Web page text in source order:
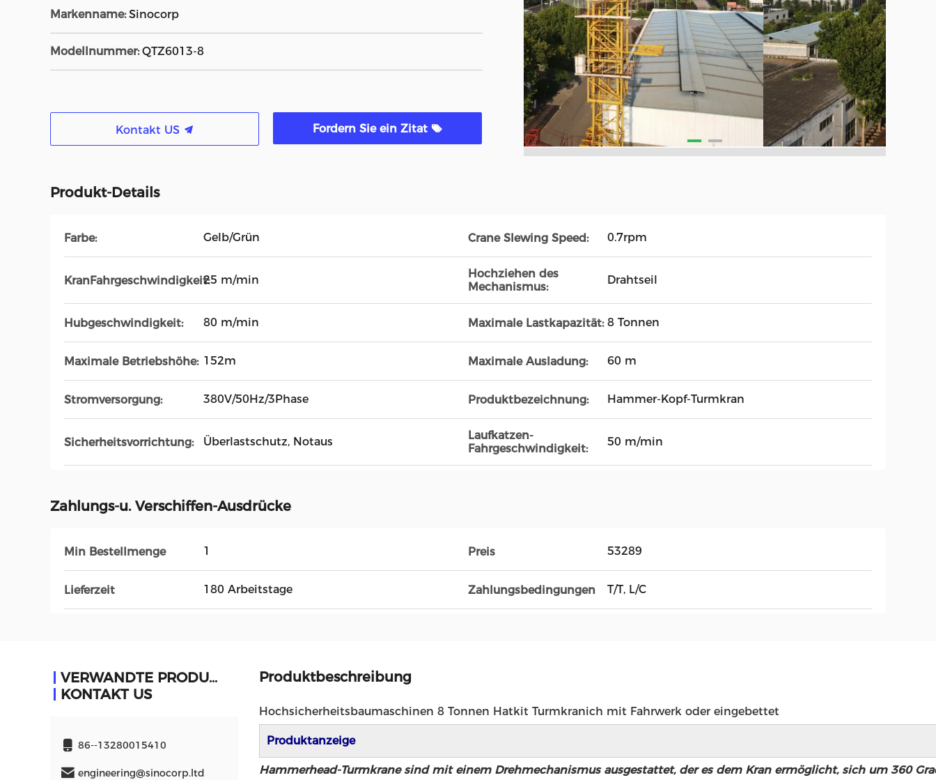
Markenname: Sinocorp
Modellnummer: QTZ6013-8
Kontakt US Fordern Sie ein Zitat
Produkt-Details
Farbe: Gelb/Grün Crane Slewing Speed: 0.7rpm
KranFahrgeschwindigkeit:25 m/min
Hochziehen des
Mechanismus:
Drahtseil
Hubgeschwindigkeit: 80 m/min Maximale Lastkapazität: 8 Tonnen
Maximale Betriebshöhe: 152m Maximale Ausladung: 60 m
Stromversorgung: 380V/50Hz/3Phase Produktbezeichnung: Hammer-Kopf-Turmkran
Sicherheitsvorrichtung: Überlastschutz, Notaus
Laufkatzen-
Fahrgeschwindigkeit:
50 m/min
Zahlungs-u. Verschiffen-Ausdrücke
Min Bestellmenge 1 Preis 53289
Lieferzeit 180 Arbeitstage Zahlungsbedingungen T/T, L/C
VERWANDTE PRODUKTE
KONTAKT US
86--13280015410
engineering@sinocorp.ltd
Produktbeschreibung
Hochsicherheitsbaumaschinen 8 Tonnen Hatkit Turmkranich mit Fahrwerk oder eingebettet
Produktanzeige
Hammerhead-Turmkrane sind mit einem Drehmechanismus ausgestattet, der es dem Kran ermöglicht, sich um 360